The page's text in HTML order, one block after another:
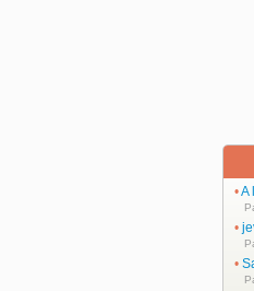
•A
•
•